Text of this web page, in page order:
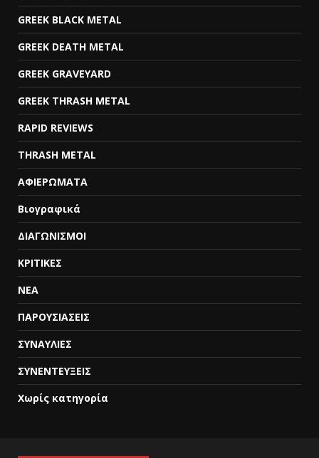
GREEK BLACK METAL
GREEK DEATH METAL
GREEK GRAVEYARD
GREEK THRASH METAL
RAPID REVIEWS
THRASH METAL
ΑΦΙΕΡΩΜΑΤΑ
Βιογραφικά
ΔΙΑΓΩΝΙΣΜΟΙ
ΚΡΙΤΙΚΕΣ
ΝΕΑ
ΠΑΡΟΥΣΙΑΣΕΙΣ
ΣΥΝΑΥΛΙΕΣ
ΣΥΝΕΝΤΕΥΞΕΙΣ
Χωρίς κατηγορία